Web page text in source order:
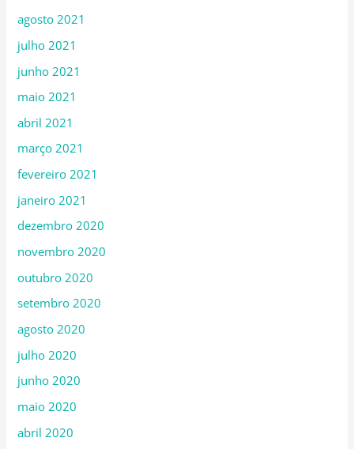
agosto 2021
julho 2021
junho 2021
maio 2021
abril 2021
março 2021
fevereiro 2021
janeiro 2021
dezembro 2020
novembro 2020
outubro 2020
setembro 2020
agosto 2020
julho 2020
junho 2020
maio 2020
abril 2020